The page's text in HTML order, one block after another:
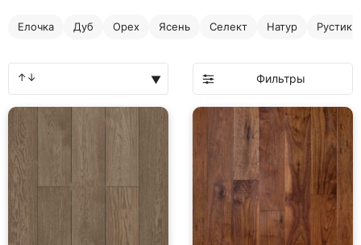
Елочка Дуб Орех Ясень Селект Натур Рустик
Фильтры